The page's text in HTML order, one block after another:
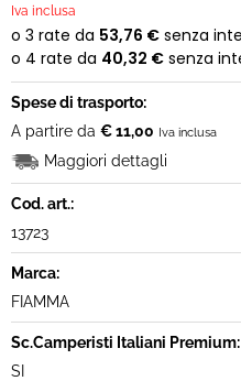
Iva inclusa
Spese di trasporto:
A partire da € 11,00 Iva inclusa
Maggiori dettagli
Cod. art.:
13723
Marca:
FIAMMA
Sc.Camperisti Italiani Premium:
SI